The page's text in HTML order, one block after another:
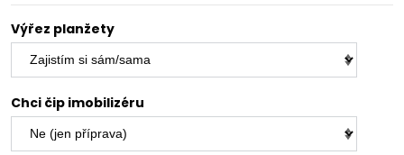
Výřez planžety
Chci čip imobilizéru